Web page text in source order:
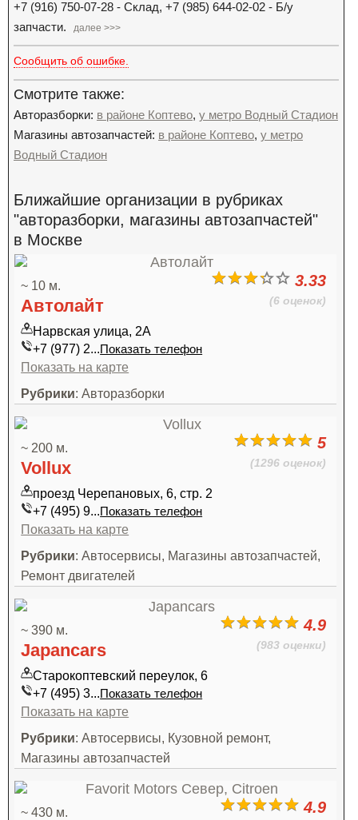
+7 (916) 750-07-28 - Склад, +7 (985) 644-02-02 - Б/у
запчасти.
далее >>>
Сообщить об ошибке.
Смотрите также:
Авторазборки: в районе Коптево, у метро Водный Стадион
Магазины автозапчастей: в районе Коптево, у метро
Водный Стадион
Ближайшие организации в рубриках
"авторазборки, магазины автозапчастей"
в Москве
3.33
(6 оценок)
~ 10 м.
Автолайт
Нарвская улица, 2А
+7 (977) 2...Показать телефон
Показать на карте
Рубрики: Авторазборки
5
(1296 оценок)
~ 200 м.
Vollux
проезд Черепановых, 6, стр. 2
+7 (495) 9...Показать телефон
Показать на карте
Рубрики: Автосервисы, Магазины автозапчастей,
Ремонт двигателей
4.9
(983 оценки)
~ 390 м.
Japancars
Старокоптевский переулок, 6
+7 (495) 3...Показать телефон
Показать на карте
Рубрики: Автосервисы, Кузовной ремонт,
Магазины автозапчастей
4.9
~ 430 м.